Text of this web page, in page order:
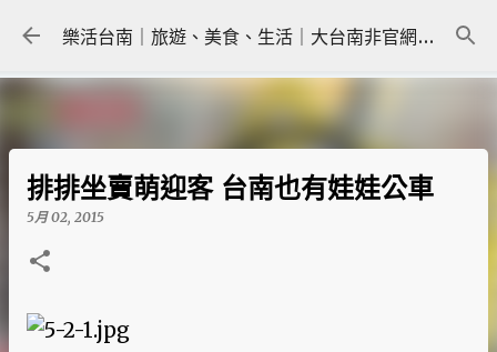
跳到主要內容 樂活台南｜旅遊、美食、生活｜大台南非官網｜tainanlohas.cc
排排坐賣萌迎客 台南也有娃娃公車
5月 02, 2015